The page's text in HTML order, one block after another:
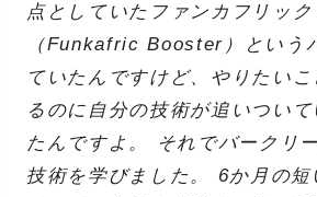
点としていたファンカフリッ
（Funkafric Booster）という
ていたんですけど、やりたい
るのに自分の技術が追いつい
たんですよ。 それでバークリ
技術を学びました。 6か月の短